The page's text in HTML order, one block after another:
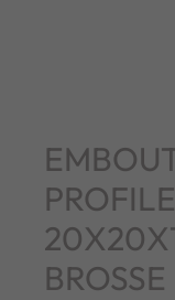
PROFILE
BROSSE